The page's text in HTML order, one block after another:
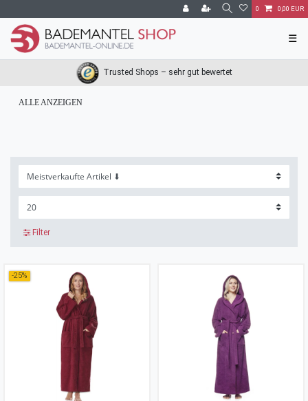
0 0,00 EUR
☰
Trusted Shops – sehr gut bewertet
ALLE ANZEIGEN
Filter
-25%